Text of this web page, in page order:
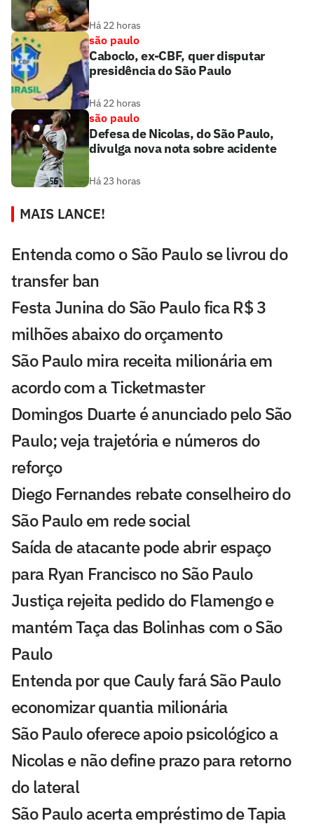
Há 22 horas
são paulo
Caboclo, ex-CBF, quer disputar
presidência do São Paulo
Há 22 horas
são paulo
Defesa de Nicolas, do São Paulo,
divulga nova nota sobre acidente
Há 23 horas
MAIS LANCE!
Entenda como o São Paulo se livrou do
transfer ban
Festa Junina do São Paulo fica R$ 3
milhões abaixo do orçamento
São Paulo mira receita milionária em
acordo com a Ticketmaster
Domingos Duarte é anunciado pelo São
Paulo; veja trajetória e números do
reforço
Diego Fernandes rebate conselheiro do
São Paulo em rede social
Saída de atacante pode abrir espaço
para Ryan Francisco no São Paulo
Justiça rejeita pedido do Flamengo e
mantém Taça das Bolinhas com o São
Paulo
Entenda por que Cauly fará São Paulo
economizar quantia milionária
São Paulo oferece apoio psicológico a
Nicolas e não define prazo para retorno
do lateral
São Paulo acerta empréstimo de Tapia